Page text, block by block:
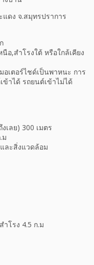
ดง จ.สมุทรปราการ
อ,สำโรงใต้ หรือใกล้เคียง
เตอร์ไชด์เป็นพาหนะ การ
ข้าได้ รถยนต์เข้าไม่ได้
ลย) 300 เมตร
ม
ละสิ่งแวดล้อม
โรง 4.5 ก.ม